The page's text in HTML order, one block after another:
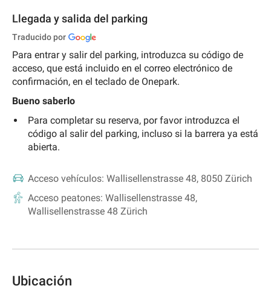
Llegada y salida del parking
Traducido por
Para entrar y salir del parking, introduzca su código de
acceso, que está incluido en el correo electrónico de
confirmación, en el teclado de Onepark.
Bueno saberlo
Para completar su reserva, por favor introduzca el
código al salir del parking, incluso si la barrera ya está
abierta.
Acceso vehículos: Wallisellenstrasse 48, 8050 Zürich
Acceso peatones: Wallisellenstrasse 48,
Wallisellenstrasse 48 Zürich
Ubicación